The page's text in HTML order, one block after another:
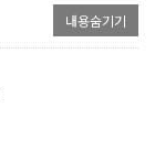
내용숨기기